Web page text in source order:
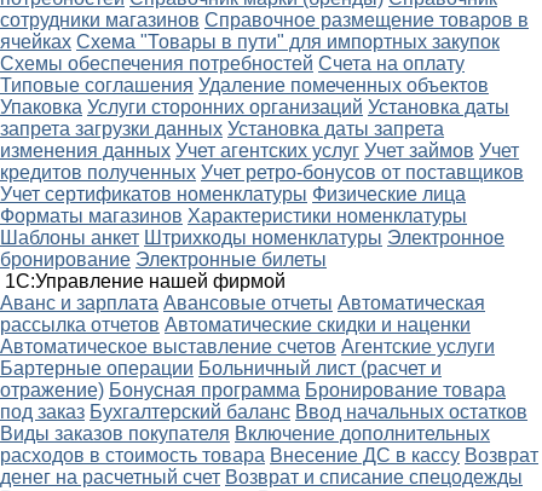
сотрудники магазинов Справочное размещение товаров в
ячейках Схема "Товары в пути" для импортных закупок
Схемы обеспечения потребностей Счета на оплату
Типовые соглашения Удаление помеченных объектов
Упаковка Услуги сторонних организаций Установка даты
запрета загрузки данных Установка даты запрета
изменения данных Учет агентских услуг Учет займов Учет
кредитов полученных Учет ретро-бонусов от поставщиков
Учет сертификатов номенклатуры Физические лица
Форматы магазинов Характеристики номенклатуры
Шаблоны анкет Штрихкоды номенклатуры Электронное
бронирование Электронные билеты
1С:Управление нашей фирмой
Аванс и зарплата Авансовые отчеты Автоматическая
рассылка отчетов Автоматические скидки и наценки
Автоматическое выставление счетов Агентские услуги
Бартерные операции Больничный лист (расчет и
отражение) Бонусная программа Бронирование товара
под заказ Бухгалтерский баланс Ввод начальных остатков
Виды заказов покупателя Включение дополнительных
расходов в стоимость товара Внесение ДС в кассу Возврат
денег на расчетный счет Возврат и списание спецодежды